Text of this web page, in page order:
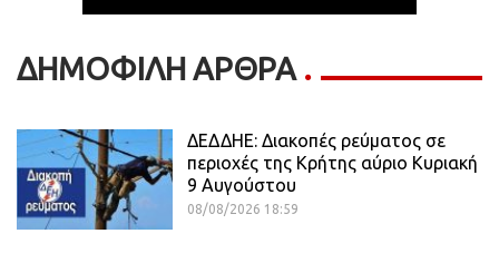
ΔΗΜΟΦΙΛΗ ΑΡΘΡΑ
ΔΕΔΔΗΕ: Διακοπές ρεύματος σε
περιοχές της Κρήτης αύριο Κυριακή
9 Αυγούστου
08/08/2026 18:59